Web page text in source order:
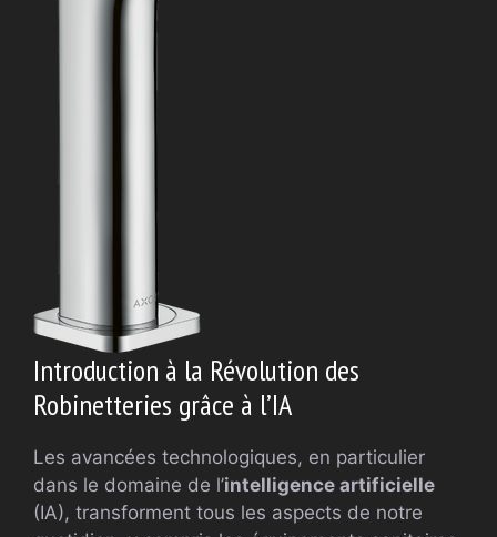
Introduction à la Révolution des
Robinetteries grâce à l’IA
Les avancées technologiques, en particulier
dans le domaine de l’intelligence artificielle
(IA), transforment tous les aspects de notre